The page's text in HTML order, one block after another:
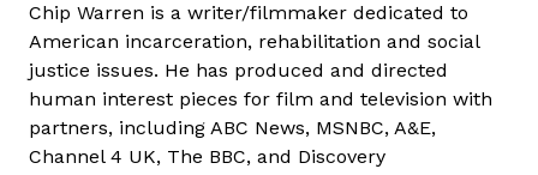
r
r
e
n
t
a
Chip Warren is a writer/filmmaker dedicated to
American incarceration, rehabilitation and social
justice issues. He has produced and directed
human interest pieces for film and television with
partners, including ABC News, MSNBC, A&E,
Channel 4 UK, The BBC, and Discovery